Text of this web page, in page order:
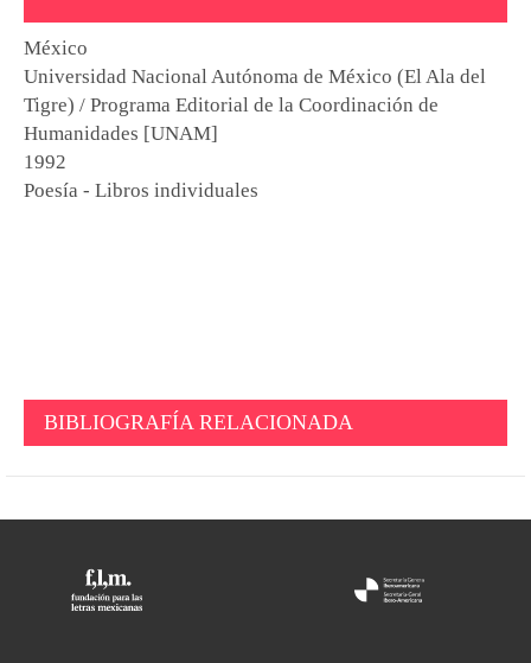
México
Universidad Nacional Autónoma de México (El Ala del
Tigre) / Programa Editorial de la Coordinación de
Humanidades [UNAM]
1992
Poesía - Libros individuales
BIBLIOGRAFÍA RELACIONADA